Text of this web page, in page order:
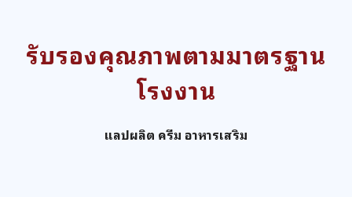
รับรองคุณภาพตามมาตรฐาน
โรงงาน
แลปผลิต ครีม อาหารเสริม